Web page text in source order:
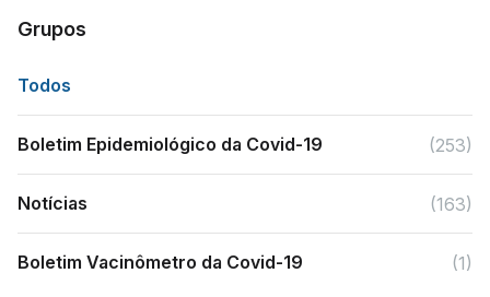
Grupos
Todos
Boletim Epidemiológico da Covid-19 (253)
Notícias (163)
Boletim Vacinômetro da Covid-19 (1)